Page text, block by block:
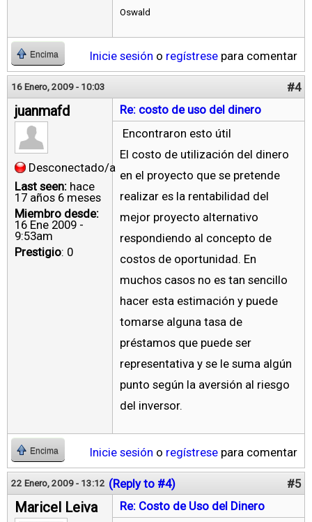
Oswald
Encima Inicie sesión o regístrese para comentar
16 Enero, 2009 - 10:03 #4
juanmafd
Desconectado/a
Last seen: hace
17 años 6 meses
Miembro desde:
16 Ene 2009 -
9:53am
Prestigio: 0
Re: costo de uso del dinero
Encontraron esto útil
El costo de utilización del dinero
en el proyecto que se pretende
realizar es la rentabilidad del
mejor proyecto alternativo
respondiendo al concepto de
costos de oportunidad. En
muchos casos no es tan sencillo
hacer esta estimación y puede
tomarse alguna tasa de
préstamos que puede ser
representativa y se le suma algún
punto según la aversión al riesgo
del inversor.
Encima Inicie sesión o regístrese para comentar
22 Enero, 2009 - 13:12 (Reply to #4) #5
Maricel Leiva
Re: Costo de Uso del Dinero